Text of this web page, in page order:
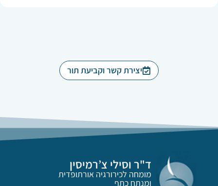
יצירת קשר וקביעת תור
ד"ר וסילי צ’רמיסין
מומחה לכירורגיה אורתופדית
ומנתח כתף